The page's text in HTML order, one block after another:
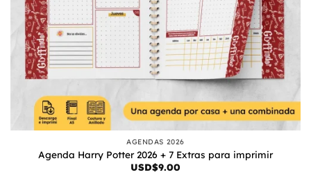
AGENDAS 2026
Agenda Harry Potter 2026 + 7 Extras para imprimir
USD$9.00